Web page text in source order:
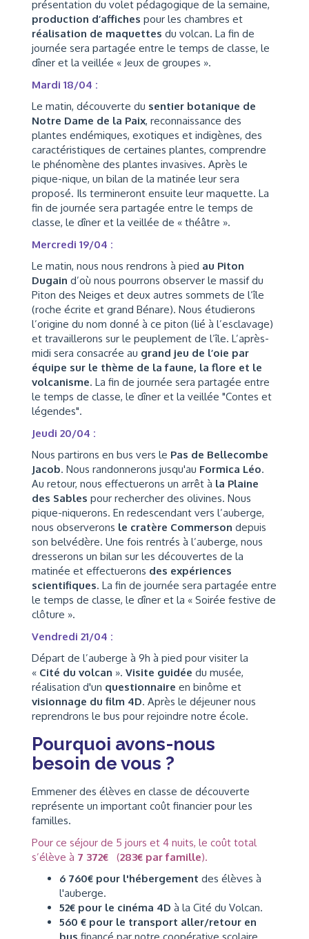
présentation du volet pédagogique de la semaine,
production d’affiches pour les chambres et
réalisation de maquettes du volcan. La fin de
journée sera partagée entre le temps de classe, le
dîner et la veillée « Jeux de groupes ».
Mardi 18/04 :
Le matin, découverte du sentier botanique de
Notre Dame de la Paix, reconnaissance des
plantes endémiques, exotiques et indigènes, des
caractéristiques de certaines plantes, comprendre
le phénomène des plantes invasives. Après le
pique-nique, un bilan de la matinée leur sera
proposé. Ils termineront ensuite leur maquette. La
fin de journée sera partagée entre le temps de
classe, le dîner et la veillée de « théâtre ».
Mercredi 19/04 :
Le matin, nous nous rendrons à pied au Piton
Dugain d’où nous pourrons observer le massif du
Piton des Neiges et deux autres sommets de l’île
(roche écrite et grand Bénare). Nous étudierons
l’origine du nom donné à ce piton (lié à l’esclavage)
et travaillerons sur le peuplement de l’île. L’après-
midi sera consacrée au grand jeu de l’oie par
équipe sur le thème de la faune, la flore et le
volcanisme. La fin de journée sera partagée entre
le temps de classe, le dîner et la veillée "Contes et
légendes".
Jeudi 20/04 :
Nous partirons en bus vers le Pas de Bellecombe
Jacob. Nous randonnerons jusqu'au Formica Léo.
Au retour, nous effectuerons un arrêt à la Plaine
des Sables pour rechercher des olivines. Nous
pique-niquerons. En redescendant vers l’auberge,
nous observerons le cratère Commerson depuis
son belvédère. Une fois rentrés à l’auberge, nous
dresserons un bilan sur les découvertes de la
matinée et effectuerons des expériences
scientifiques. La fin de journée sera partagée entre
le temps de classe, le dîner et la « Soirée festive de
clôture ».
Vendredi 21/04 :
Départ de l’auberge à 9h à pied pour visiter la
« Cité du volcan ». Visite guidée du musée,
réalisation d'un questionnaire en binôme et
visionnage du film 4D. Après le déjeuner nous
reprendrons le bus pour rejoindre notre école.
Pourquoi avons-nous
besoin de vous ?
Emmener des élèves en classe de découverte
représente un important coût financier pour les
familles.
Pour ce séjour de 5 jours et 4 nuits, le coût total
s’élève à 7 372€ (283€ par famille).
6 760€ pour l'hébergement des élèves à
l'auberge.
52€ pour le cinéma 4D à la Cité du Volcan.
560 € pour le transport aller/retour en